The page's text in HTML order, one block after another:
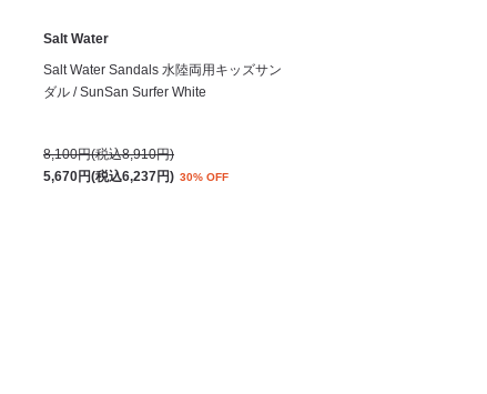
Salt Water
Salt Water Sandals 水陸両用キッズサン
ダル / SunSan Surfer White
8,100円(税込8,910円)
5,670円(税込6,237円) 30% OFF